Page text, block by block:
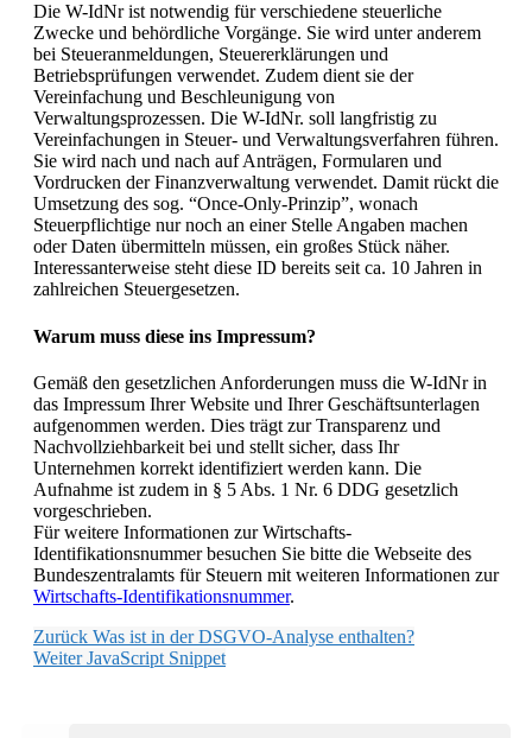
Die W-IdNr ist notwendig für verschiedene steuerliche
Zwecke und behördliche Vorgänge. Sie wird unter anderem
bei Steueranmeldungen, Steuererklärungen und
Betriebsprüfungen verwendet. Zudem dient sie der
Vereinfachung und Beschleunigung von
Verwaltungsprozessen. Die W-IdNr. soll langfristig zu
Vereinfachungen in Steuer- und Verwaltungsverfahren führen.
Sie wird nach und nach auf Anträgen, Formularen und
Vordrucken der Finanzverwaltung verwendet. Damit rückt die
Umsetzung des sog. “Once-Only-Prinzip”, wonach
Steuerpflichtige nur noch an einer Stelle Angaben machen
oder Daten übermitteln müssen, ein großes Stück näher.
Interessanterweise steht diese ID bereits seit ca. 10 Jahren in
zahlreichen Steuergesetzen.
Warum muss diese ins Impressum?
Gemäß den gesetzlichen Anforderungen muss die W-IdNr in
das Impressum Ihrer Website und Ihrer Geschäftsunterlagen
aufgenommen werden. Dies trägt zur Transparenz und
Nachvollziehbarkeit bei und stellt sicher, dass Ihr
Unternehmen korrekt identifiziert werden kann. Die
Aufnahme ist zudem in § 5 Abs. 1 Nr. 6 DDG gesetzlich
vorgeschrieben.
Für weitere Informationen zur Wirtschafts-
Identifikationsnummer besuchen Sie bitte die Webseite des
Bundeszentralamts für Steuern mit weiteren Informationen zur
Wirtschafts-Identifikationsnummer.
Zurück Was ist in der DSGVO-Analyse enthalten?
WeiterJavaScript Snippet